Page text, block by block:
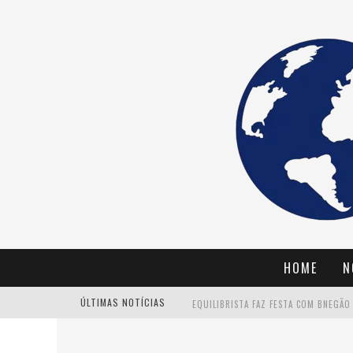
HOME
ÚLTIMAS NOTÍCIAS